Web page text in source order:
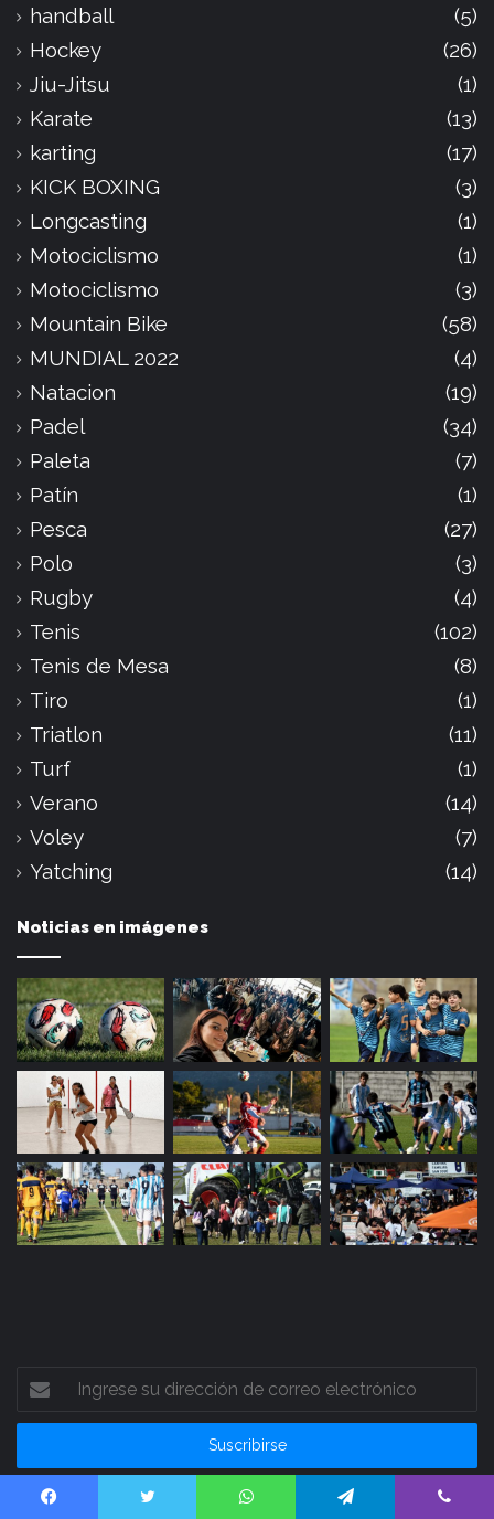
handball
(5)
Hockey
(26)
Jiu-Jitsu
(1)
Karate
(13)
karting
(17)
KICK BOXING
(3)
Longcasting
(1)
Motociclismo
(1)
Motociclismo
(3)
Mountain Bike
(58)
MUNDIAL 2022
(4)
Natacion
(19)
Padel
(34)
Paleta
(7)
Patín
(1)
Pesca
(27)
Polo
(3)
Rugby
(4)
Tenis
(102)
Tenis de Mesa
(8)
Tiro
(1)
Triatlon
(11)
Turf
(1)
Verano
(14)
Voley
(7)
Yatching
(14)
Noticias en imágenes
Ingrese
su
dirección
correo
electrónico